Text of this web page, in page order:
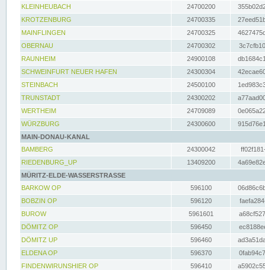
KLEINHEUBACH 24700200
KROTZENBURG
24700335
MAINFLINGEN
24700325
OBERNAU
24700302
RAUNHEIM
24900108
SCHWEINFURT NEUER HAFEN
24300304
STEINBACH
24500100
TRUNSTADT
24300202
WERTHEIM
24709089
WÜRZBURG
24300600
MAIN-DONAU-KANAL
BAMBERG
24300042
RIEDENBURG_UP
13409200
MÜRITZ-ELDE-WASSERSTRASSE
BARKOW OP
596100
BOBZIN OP
596120
BUROW
5961601
DÖMITZ OP
596450
DÖMITZ UP
596460
ELDENA OP
596370
FINDENWIRUNSHIER OP
596410